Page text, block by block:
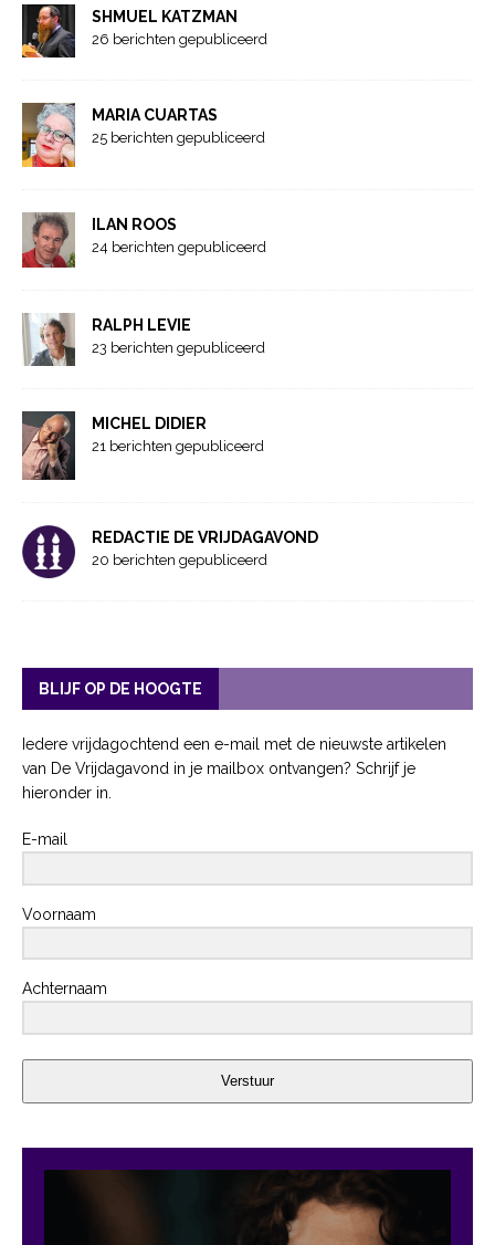
SHMUEL KATZMAN
26 berichten gepubliceerd
MARIA CUARTAS
25 berichten gepubliceerd
ILAN ROOS
24 berichten gepubliceerd
RALPH LEVIE
23 berichten gepubliceerd
MICHEL DIDIER
21 berichten gepubliceerd
REDACTIE DE VRIJDAGAVOND
20 berichten gepubliceerd
BLIJF OP DE HOOGTE
Iedere vrijdagochtend een e-mail met de nieuwste artikelen
van De Vrijdagavond in je mailbox ontvangen? Schrijf je
hieronder in.
E-mail
Voornaam
Achternaam
Verstuur